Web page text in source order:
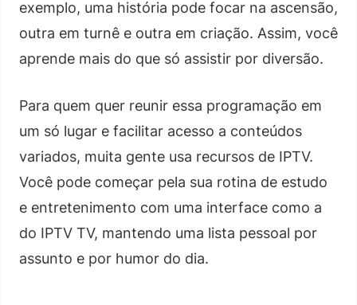
exemplo, uma história pode focar na ascensão,
outra em turnê e outra em criação. Assim, você
aprende mais do que só assistir por diversão.
Para quem quer reunir essa programação em
um só lugar e facilitar acesso a conteúdos
variados, muita gente usa recursos de IPTV.
Você pode começar pela sua rotina de estudo
e entretenimento com uma interface como a
do IPTV TV, mantendo uma lista pessoal por
assunto e por humor do dia.